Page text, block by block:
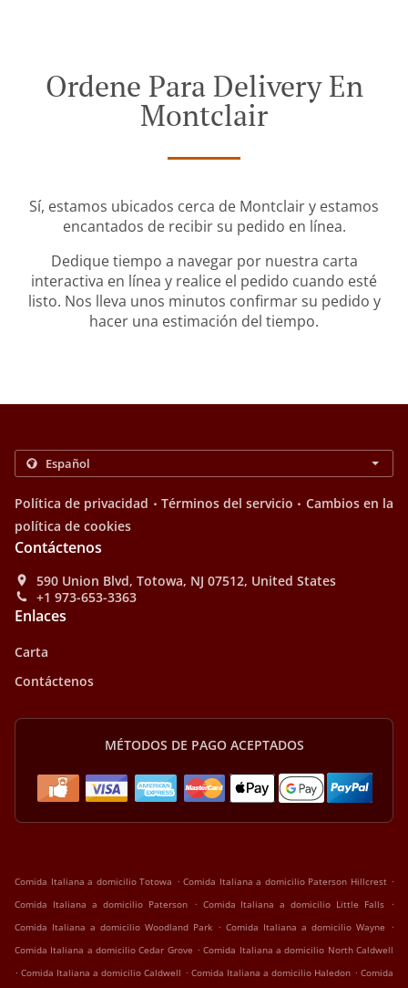
Ordene Para Delivery En
Montclair
Sí, estamos ubicados cerca de Montclair y estamos
encantados de recibir su pedido en línea.
Dedique tiempo a navegar por nuestra carta
interactiva en línea y realice el pedido cuando esté
listo. Nos lleva unos minutos confirmar su pedido y
hacer una estimación del tiempo.
Política de privacidad . Términos del servicio . Cambios en la
política de cookies
Contáctenos
590 Union Blvd, Totowa, NJ 07512, United States
+1 973-653-3363
Enlaces
Carta
Contáctenos
MÉTODOS DE PAGO ACEPTADOS
Comida Italiana a domicilio Totowa . Comida Italiana a domicilio Paterson Hillcrest .
Comida Italiana a domicilio Paterson . Comida Italiana a domicilio Little Falls .
Comida Italiana a domicilio Woodland Park . Comida Italiana a domicilio Wayne .
Comida Italiana a domicilio Cedar Grove . Comida Italiana a domicilio North Caldwell
. Comida Italiana a domicilio Caldwell . Comida Italiana a domicilio Haledon . Comida